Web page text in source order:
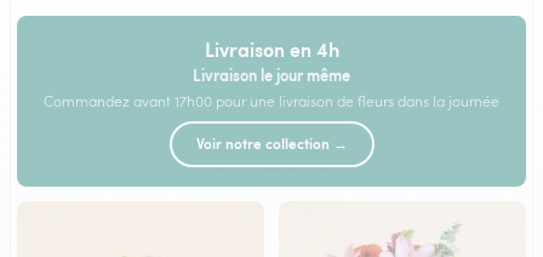
Livraison en 4h
Livraison le jour même
Commandez avant 17h00 pour une livraison de fleurs dans la journée
Voir notre collection →